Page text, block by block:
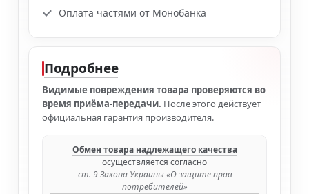
Оплата частями от Монобанка
Подробнее
Видимые повреждения товара проверяются во
время приёма-передачи. После этого действует
официальная гарантия производителя.
Обмен товара надлежащего качества
осуществляется согласно
ст. 9 Закона Украины «О защите прав
потребителей»